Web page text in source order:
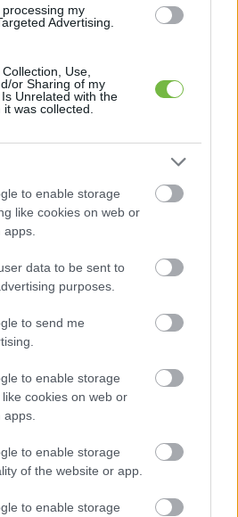
my
Advertising.
Use,
or Sharing of my
Unrelated with the
was collected.
to enable storage
like cookies on web or
data to be sent to
purposes.
to send me
to enable storage
cookies on web or
to enable storage
of the website or app.
to enable storage
Rudit!
magyar édesség,
sem tud ellenállni. Én
fel – anno nem volt ennyi
imádta. Nemrég jött ez
de hamar lecsillapodott a
mikor kiderült, hogy ez az
Rudi igazából csak egy
ugyanúgy cukros, csak
arányok. Ráadásul a
mondtak… Egyszóval
egy szuper megoldás, ha
szeretnéd élvezni az